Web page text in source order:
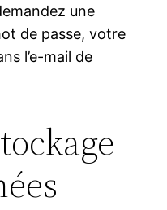
une
de passe, votre
l’e-mail de